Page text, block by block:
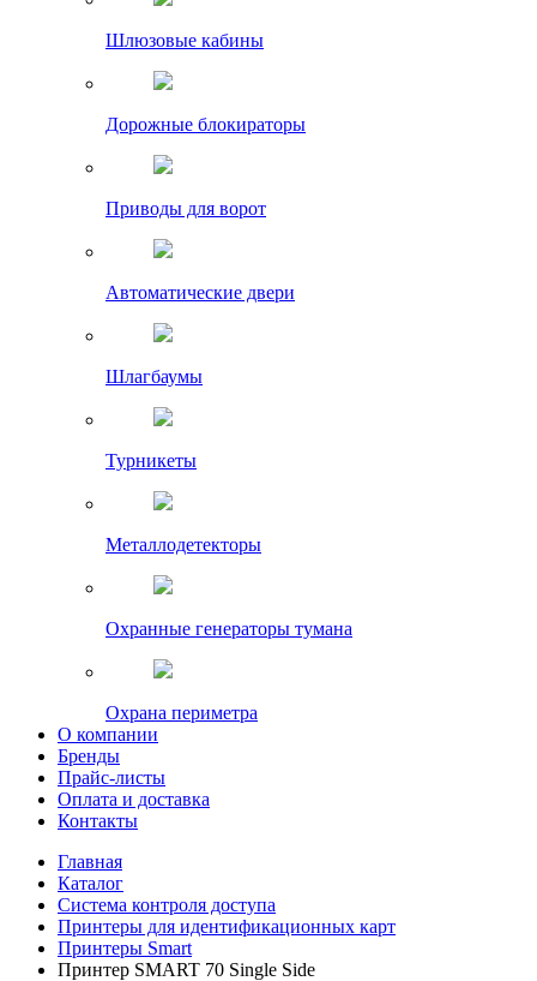
Шлюзовые кабины
Дорожные блокираторы
Приводы для ворот
Автоматические двери
Шлагбаумы
Турникеты
Металлодетекторы
Охранные генераторы тумана
Охрана периметра
О компании
Бренды
Прайс-листы
Оплата и доставка
Контакты
Главная
Каталог
Система контроля доступа
Принтеры для идентификационных карт
Принтеры Smart
Принтер SMART 70 Single Side